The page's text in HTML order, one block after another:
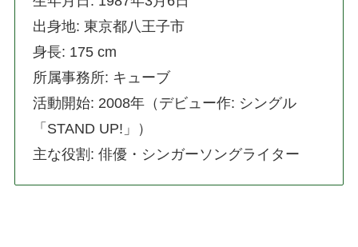
出身地: 東京都八王子市
身長: 175 cm
所属事務所: キューブ
活動開始: 2008年（デビュー作: シングル
「STAND UP!」）
主な役割: 俳優・シンガーソングライター